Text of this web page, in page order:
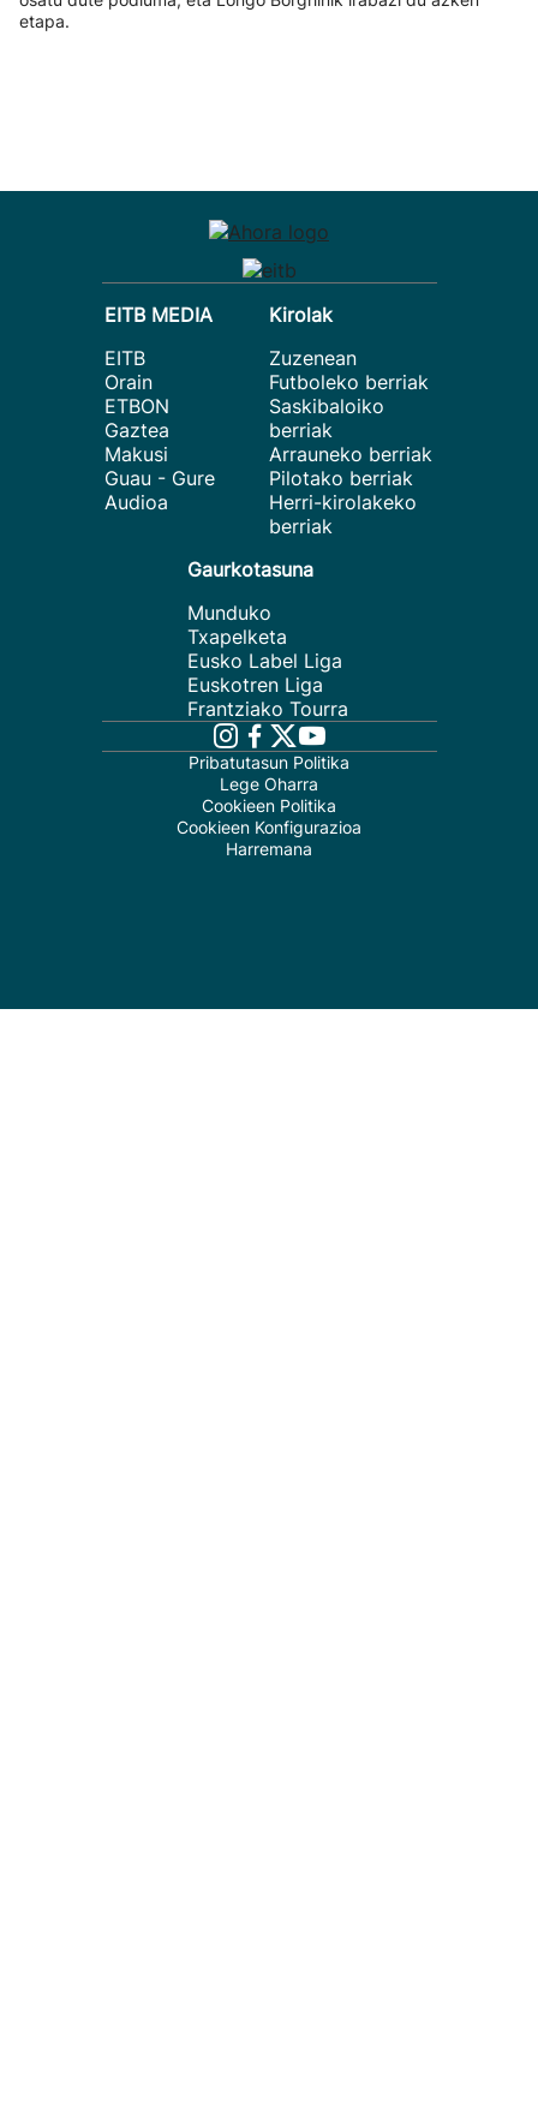
etapa.
EITB MEDIA
EITB
Orain
ETBON
Gaztea
Makusi
Guau - Gure
Audioa
Kirolak
Zuzenean
Futboleko berriak
Saskibaloiko
berriak
Arrauneko berriak
Pilotako berriak
Herri-kirolakeko
berriak
Gaurkotasuna
Munduko
Txapelketa
Eusko Label Liga
Euskotren Liga
Frantziako Tourra
Pribatutasun Politika
Lege Oharra
Cookieen Politika
Cookieen Konfigurazioa
Harremana